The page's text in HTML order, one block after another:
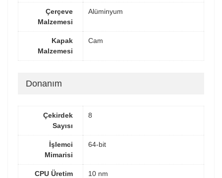
Çerçeve
Malzemesi
Alüminyum
Kapak
Malzemesi
Cam
Donanım
Çekirdek
Sayısı
8
İşlemci
Mimarisi
64-bit
CPU Üretim
10 nm